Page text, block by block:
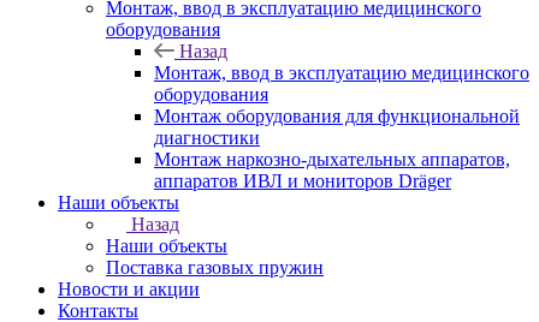
Монтаж, ввод в эксплуатацию медицинского
оборудования
Назад
Монтаж, ввод в эксплуатацию медицинского
оборудования
Монтаж оборудования для функциональной
диагностики
Монтаж наркозно-дыхательных аппаратов,
аппаратов ИВЛ и мониторов Dräger
Наши объекты
Назад
Наши объекты
Поставка газовых пружин
Новости и акции
Контакты